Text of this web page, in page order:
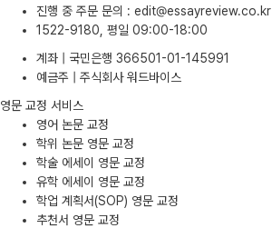
진행 중 주문 문의 : edit@essayreview.co.kr
1522-9180, 평일 09:00-18:00
계좌 | 국민은행 366501-01-145991
예금주 | 주식회사 워드바이스
영문 교정 서비스
영어 논문 교정
학위 논문 영문 교정
학술 에세이 영문 교정
유학 에세이 영문 교정
학업 계획서(SOP) 영문 교정
추천서 영문 교정